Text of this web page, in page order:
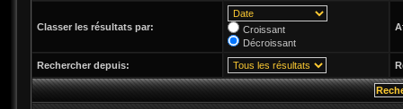
Classer les résultats par:
Croissant
Décroissant
Rechercher depuis: